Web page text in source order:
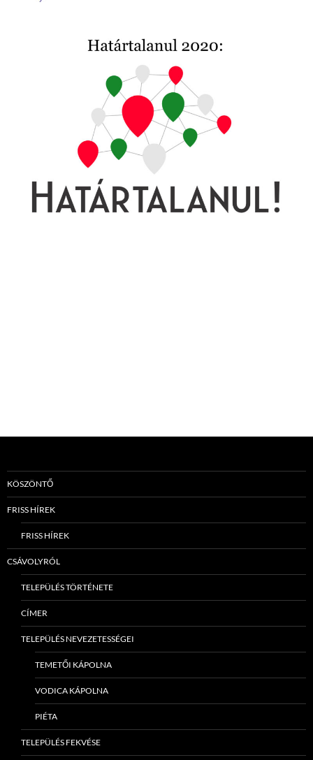
KÖSZÖNTŐ
FRISS HÍREK
FRISS HÍREK
CSÁVOLYRÓL
TELEPÜLÉS TÖRTÉNETE
CÍMER
TELEPÜLÉS NEVEZETESSÉGEI
TEMETŐI KÁPOLNA
VODICA KÁPOLNA
PIÉTA
TELEPÜLÉS FEKVÉSE